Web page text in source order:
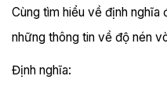
Cùng tìm hiểu về định
những thông tin về độ nén
Định nghĩa: